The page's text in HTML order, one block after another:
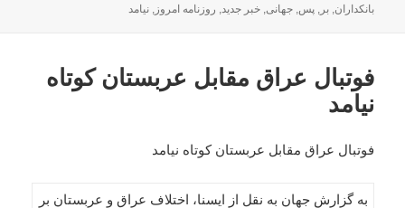
شده
بانکداران,بر,پس,جهانی,خبر جدید, روزنامه امروز,نیامد
فوتبال عراق مقابل عربستان کوتاه
نیامد
فوتبال عراق مقابل عربستان کوتاه نیامد
به گزارش جهان به نقل از ایسنا، اختلاف عراق و عربستان بر